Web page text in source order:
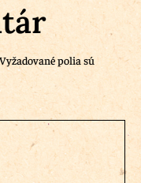
Vyžadované polia sú